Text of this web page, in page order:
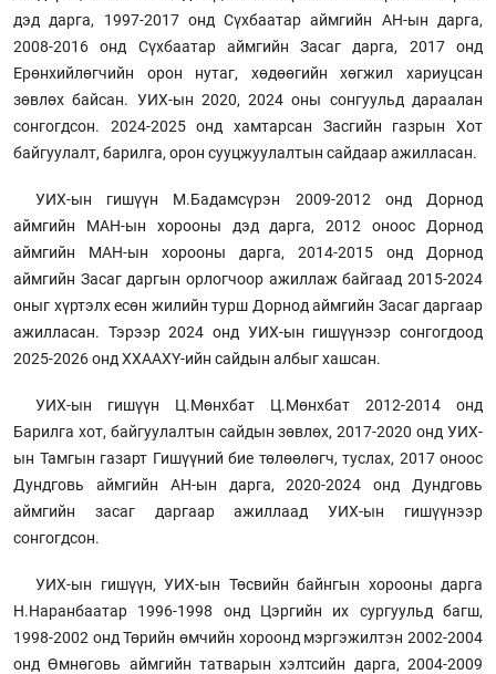
дэд дарга, 1997-2017 онд Сүхбаатар аймгийн АН-ын дарга,
2008-2016 онд Сүхбаатар аймгийн Засаг дарга, 2017 онд
Ерөнхийлөгчийн орон нутаг, хөдөөгийн хөгжил хариуцсан
зөвлөх байсан. УИХ-ын 2020, 2024 оны сонгуульд дараалан
сонгогдсон. 2024-2025 онд хамтарсан Засгийн газрын Хот
байгуулалт, барилга, орон сууцжуулалтын сайдаар ажилласан.
УИХ-ын гишүүн М.Бадамсүрэн 2009-2012 онд Дорнод
аймгийн МАН-ын хорооны дэд дарга, 2012 оноос Дорнод
аймгийн МАН-ын хорооны дарга, 2014-2015 онд Дорнод
аймгийн Засаг даргын орлогчоор ажиллаж байгаад 2015-2024
оныг хүртэлх есөн жилийн турш Дорнод аймгийн Засаг даргаар
ажилласан. Тэрээр 2024 онд УИХ-ын гишүүнээр сонгогдоод
2025-2026 онд ХХААХҮ-ийн сайдын албыг хашсан.
УИХ-ын гишүүн Ц.Мөнхбат Ц.Мөнхбат 2012-2014 онд
Барилга хот, байгуулалтын сайдын зөвлөх, 2017-2020 онд УИХ-
ын Тамгын газарт Гишүүний бие төлөөлөгч, туслах, 2017 оноос
Дундговь аймгийн АН-ын дарга, 2020-2024 онд Дундговь
аймгийн засаг даргаар ажиллаад УИХ-ын гишүүнээр
сонгогдсон.
УИХ-ын гишүүн, УИХ-ын Төсвийн байнгын хорооны дарга
Н.Наранбаатар 1996-1998 онд Цэргийн их сургуульд багш,
1998-2002 онд Төрийн өмчийн хороонд мэргэжилтэн 2002-2004
онд Өмнөговь аймгийн татварын хэлтсийн дарга, 2004-2009